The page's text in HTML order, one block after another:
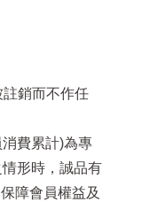
銷而不作任
費累計)為專
形時，誠品有
障會員權益及